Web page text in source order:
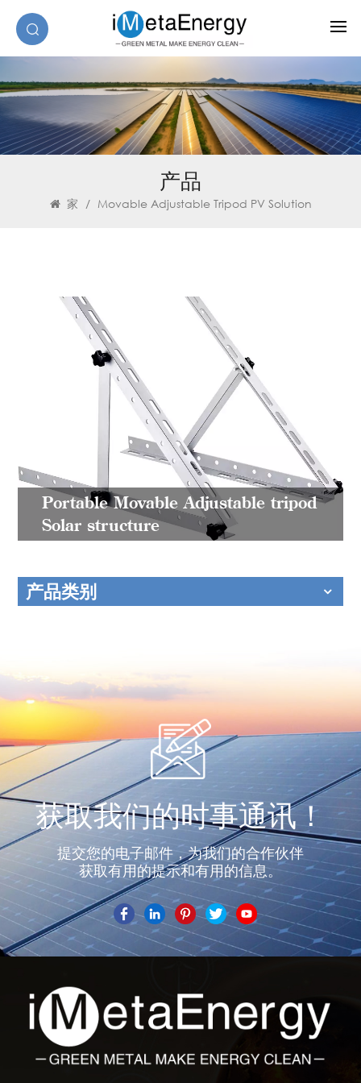
产品
家 / Movable Adjustable Tripod PV Solution
Portable Movable Adjustable tripod
Solar structure
产品类别
获取我们的时事通讯！
提交您的电子邮件，为我们的合作伙伴
获取有用的提示和有用的信息。